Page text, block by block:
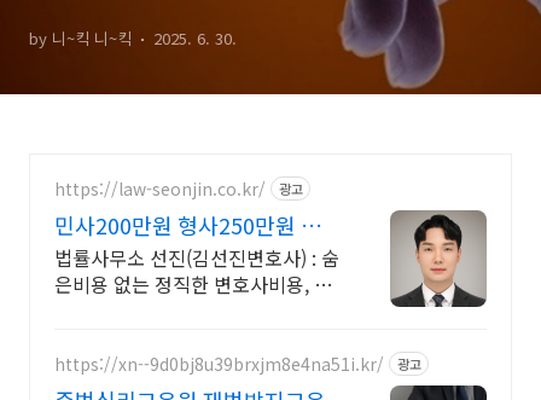
by 니~킥 니~킥 2025. 6. 30.
https://law-seonjin.co.kr/ 광고
민사200만원 형사250만원 변호
사선임비용 수임료 정찰제
법률사무소 선진(김선진변호사) : 숨
은비용 없는 정직한 변호사비용, 수
세요.
https://xn--9d0bj8u39brxjm8e4na51i.kr/ 광고